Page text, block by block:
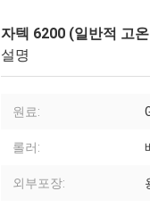
자텍 6200 (일반적 고
설명
원료:
롤러:
외부포장: